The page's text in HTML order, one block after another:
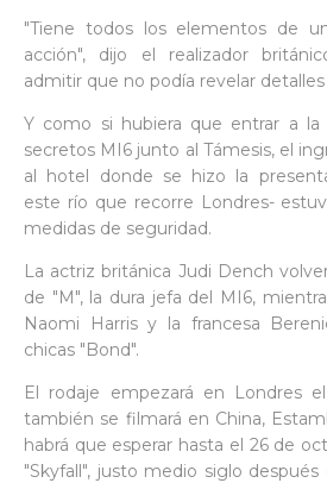
"Tiene todos los elementos de
acción", dijo el realizador
admitir que no podía revelar
Y como si hubiera que entrar a la
secretos MI6 junto al Támesis, el
al hotel donde se hizo la
este río que recorre Londres-
medidas de seguridad.
La actriz británica Judi Dench
de "M", la dura jefa del MI6,
Naomi Harris y la francesa
chicas "Bond".
El rodaje empezará en Londres
también se filmará en China,
habrá que esperar hasta el 26 de
"Skyfall", justo medio siglo